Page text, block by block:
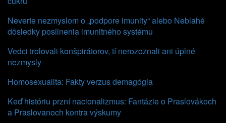
Neverte nezmyslom o „podpore imunity“ alebo Neblahé
dôsledky posilnenia imunitného systému
Vedci trolovali konšpirátorov, tí nerozoznali ani úplné
nezmysly
Homosexualita: Fakty verzus demagógia
Keď históriu przní nacionalizmus: Fantázie o Praslovákoch
a Praslovanoch kontra výskumy